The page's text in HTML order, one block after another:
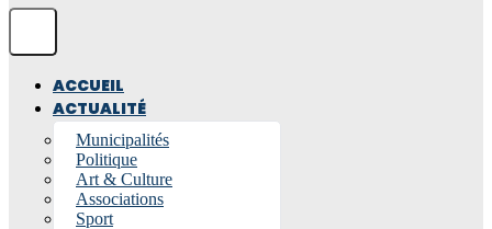
ACCUEIL
ACTUALITÉ
Municipalités
Politique
Art & Culture
Associations
Sport